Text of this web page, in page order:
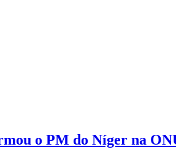
o PM do Níger na